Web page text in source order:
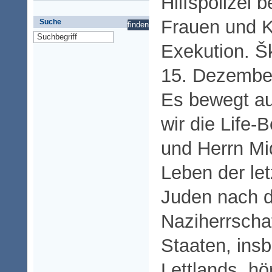
Suche
Frauen und
Exekution.
15.
Es bewegt
wir die Life-
und Herrn
Leben der
Juden nach
Staaten,